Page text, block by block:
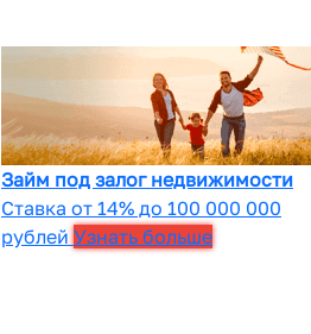
Займ под залог недвижимости
Ставка от 14% до 100 000 000
рублей Узнать больше